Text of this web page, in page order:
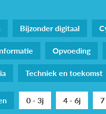
Bijzonder digitaal
Opvoeding
Techniek en toekomst
0 - 3j 4 - 6j